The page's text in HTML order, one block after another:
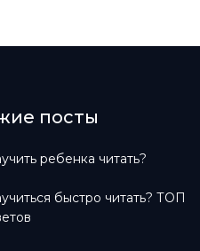
посты
ребенка читать?
быстро читать? ТОП